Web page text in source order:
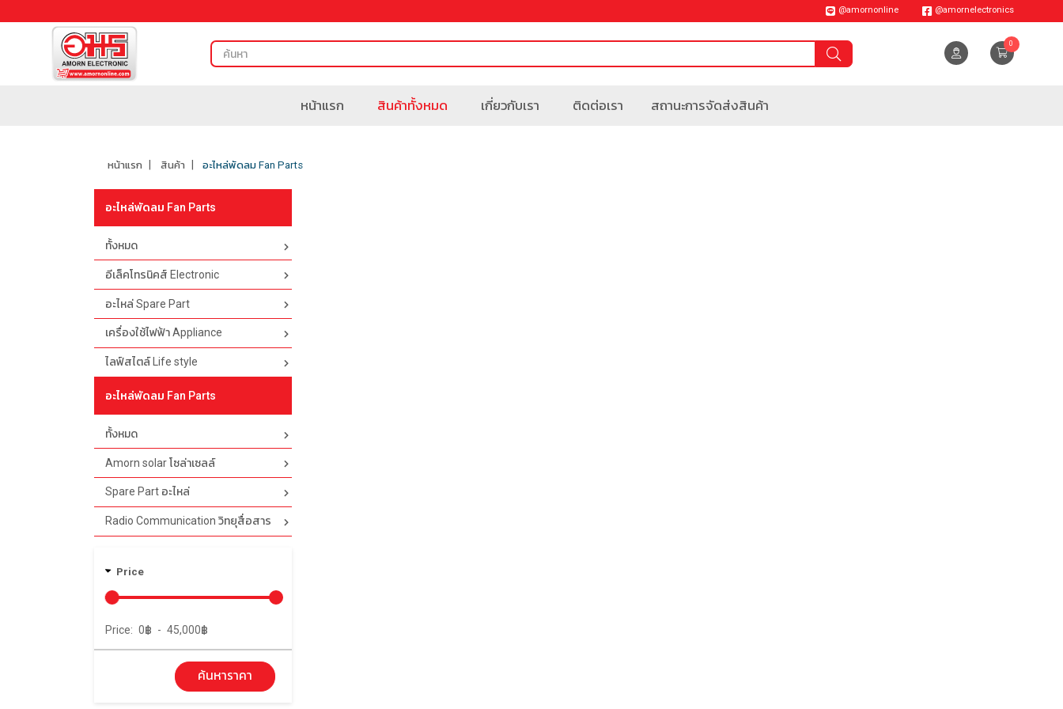
0
@amornonline @amornelectronics
หน้าแรก สินค้าทั้งหมด เกี่ยวกับเรา ติดต่อเรา สถานะการจัดส่งสินค้า
หน้าแรก สินค้า อะไหล่พัดลม Fan Parts
อะไหล่พัดลม Fan Parts
ทั้งหมด
อีเล็คโทรนิคส์ Electronic
อะไหล่ Spare Part
เครื่องใช้ไฟฟ้า Appliance
ไลฟ์สไตล์ Life style
อะไหล่พัดลม Fan Parts
ทั้งหมด
Amorn solar โซล่าเซลล์
Spare Part อะไหล่
Radio Communication วิทยุสื่อสาร
Price
Price: 0฿ - 45,000฿
ค้นหาราคา